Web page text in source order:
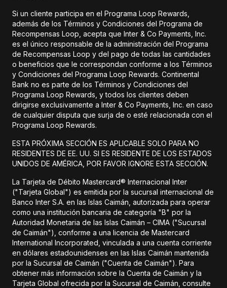
Si un cliente participa en el Programa Loop Rewards,
además de los Términos y Condiciones del Programa de
Recompensas Loop, acepta que Inter & Co Payments, Inc.
es el único responsable de la administración del Programa
de Recompensas Loop y del pago de todas las cantidades
o beneficios que le correspondan conforme a los Términos
y Condiciones del Programa Loop Rewards. Continental
Bank no es parte de los Términos y Condiciones del
Programa Loop Rewards, y todos los clientes deben
dirigirse exclusivamente a Inter & Co Payments, Inc. en caso
de cualquier disputa que surja de o esté relacionada con el
Programa Loop Rewards.
ESTA PRÓXIMA SECCIÓN ES APLICABLE SOLO PARA NO
RESIDENTES DE EE. UU. SI ES RESIDENTE DE LOS ESTADOS
UNIDOS DE AMÉRICA, POR FAVOR IGNORE ESTA SECCIÓN.
La Tarjeta de Débito Mastercard® Internacional Inter
("Tarjeta Global") es emitida por la sucursal internacional de
Banco Inter S.A. en las Islas Caimán, autorizada para operar
como una institución bancaria de categoría "B" por la
Autoridad Monetaria de las Islas Caimán – CIMA ("Sucursal
de Caimán"), conforme a una licencia de Mastercard
International Incorporated, vinculada a una cuenta corriente
en dólares estadounidenses en las Islas Caimán mantenida
por la Sucursal de Caimán ("Cuenta de Caimán"). Para
obtener más información sobre la Cuenta de Caimán y la
Tarjeta Global ofrecida por la Sucursal de Caimán, consulte